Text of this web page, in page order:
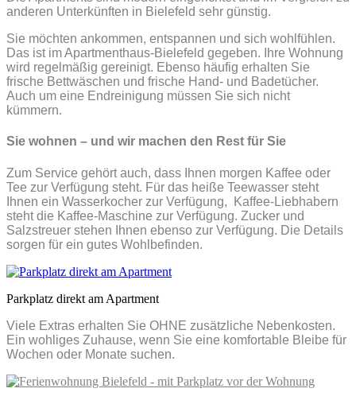
anderen Unterkünften in Bielefeld sehr günstig.
Sie möchten ankommen, entspannen und sich wohlfühlen.
Das ist im Apartmenthaus-Bielefeld gegeben. Ihre Wohnung
wird regelmäßig gereinigt. Ebenso häufig erhalten Sie
frische Bettwäschen und frische Hand- und Badetücher.
Auch um eine Endreinigung müssen Sie sich nicht
kümmern.
Sie wohnen – und wir machen den Rest für Sie
Zum Service gehört auch, dass Ihnen morgen Kaffee oder
Tee zur Verfügung steht. Für das heiße Teewasser steht
Ihnen ein Wasserkocher zur Verfügung, Kaffee-Liebhabern
steht die Kaffee-Maschine zur Verfügung. Zucker und
Salzstreuer stehen Ihnen ebenso zur Verfügung. Die Details
sorgen für ein gutes Wohlbefinden.
Parkplatz direkt am Apartment
Viele Extras erhalten Sie OHNE zusätzliche Nebenkosten.
Ein wohliges Zuhause, wenn Sie eine komfortable Bleibe für
Wochen oder Monate suchen.